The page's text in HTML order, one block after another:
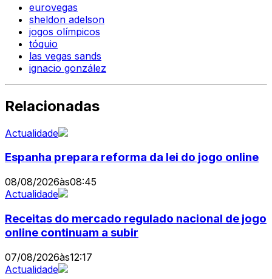
eurovegas
sheldon adelson
jogos olímpicos
tóquio
las vegas sands
ignacio gonzález
Relacionadas
Actualidade
Espanha prepara reforma da lei do jogo online
08/08/2026às08:45
Actualidade
Receitas do mercado regulado nacional de jogo
online continuam a subir
07/08/2026às12:17
Actualidade